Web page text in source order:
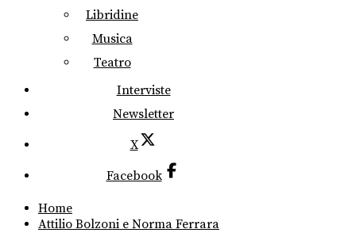
Libridine
Musica
Teatro
Interviste
Newsletter
X
Facebook
Home
Attilio Bolzoni e Norma Ferrara